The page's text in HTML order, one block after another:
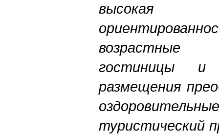
возрастные
гостиницы и
размещения
туристический